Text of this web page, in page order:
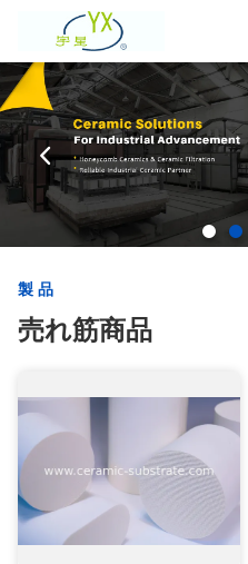
製品
売れ筋商品